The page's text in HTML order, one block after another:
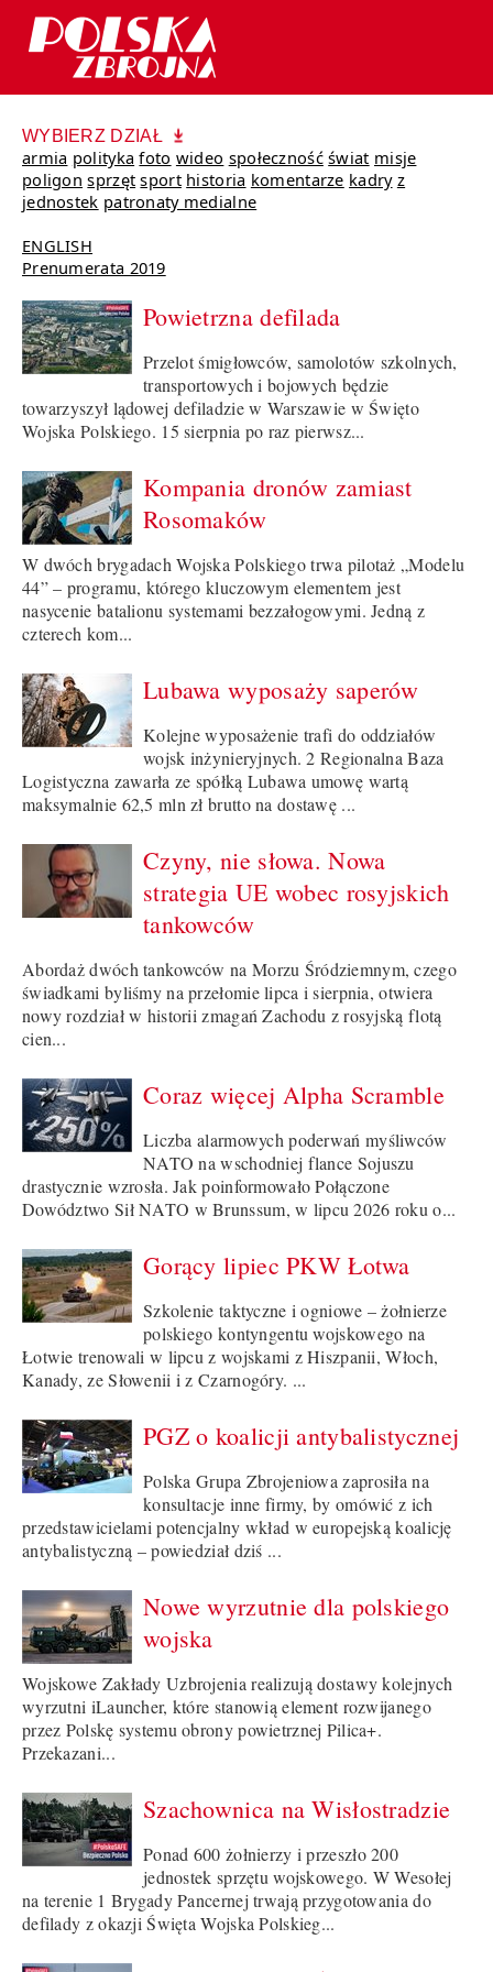
WYBIERZ DZIAŁ
armia polityka foto wideo społeczność świat misje
poligon sprzęt sport historia komentarze kadry z
jednostek patronaty medialne
ENGLISH
Prenumerata 2019
Powietrzna defilada
Przelot śmigłowców, samolotów szkolnych,
transportowych i bojowych będzie
towarzyszył lądowej defiladzie w Warszawie w Święto
Wojska Polskiego. 15 sierpnia po raz pierwsz...
Kompania dronów zamiast
Rosomaków
W dwóch brygadach Wojska Polskiego trwa pilotaż „Modelu
44” – programu, którego kluczowym elementem jest
nasycenie batalionu systemami bezzałogowymi. Jedną z
czterech kom...
Lubawa wyposaży saperów
Kolejne wyposażenie trafi do oddziałów
wojsk inżynieryjnych. 2 Regionalna Baza
Logistyczna zawarła ze spółką Lubawa umowę wartą
maksymalnie 62,5 mln zł brutto na dostawę ...
Czyny, nie słowa. Nowa
strategia UE wobec rosyjskich
tankowców
Abordaż dwóch tankowców na Morzu Śródziemnym, czego
świadkami byliśmy na przełomie lipca i sierpnia, otwiera
nowy rozdział w historii zmagań Zachodu z rosyjską flotą
cien...
Coraz więcej Alpha Scramble
Liczba alarmowych poderwań myśliwców
NATO na wschodniej flance Sojuszu
drastycznie wzrosła. Jak poinformowało Połączone
Dowództwo Sił NATO w Brunssum, w lipcu 2026 roku o...
Gorący lipiec PKW Łotwa
Szkolenie taktyczne i ogniowe – żołnierze
polskiego kontyngentu wojskowego na
Łotwie trenowali w lipcu z wojskami z Hiszpanii, Włoch,
Kanady, ze Słowenii i z Czarnogóry. ...
PGZ o koalicji antybalistycznej
Polska Grupa Zbrojeniowa zaprosiła na
konsultacje inne firmy, by omówić z ich
przedstawicielami potencjalny wkład w europejską koalicję
antybalistyczną – powiedział dziś ...
Nowe wyrzutnie dla polskiego
wojska
Wojskowe Zakłady Uzbrojenia realizują dostawy kolejnych
wyrzutni iLauncher, które stanowią element rozwijanego
przez Polskę systemu obrony powietrznej Pilica+.
Przekazani...
Szachownica na Wisłostradzie
Ponad 600 żołnierzy i przeszło 200
jednostek sprzętu wojskowego. W Wesołej
na terenie 1 Brygady Pancernej trwają przygotowania do
defilady z okazji Święta Wojska Polskieg...